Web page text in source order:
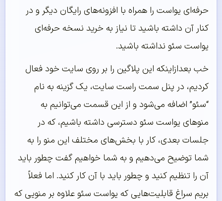
حرفه‌ای یواست را همراه با افزونه‌های رایگان دیگر و در
کنار آن داشته باشید تا نیاز به خرید نسخه حرفه‌ای
یواست سئو نداشته باشید.
خب بعدازاینکه این پلاگین را بر روی سایت خود فعال
کردیم، در پنل سمت راست سایت، یک گزینه به نام
“سئو” اضافه می‌شود و از این قسمت می‌توانیم به
منوهای یواست سئو دسترسی داشته باشیم، که در
جلسات بعدی، کار با بخش‌های مختلف این منو را به
شما توضیح می‌دهیم و به شما خواهیم گفت چطور باید
آن را تنظیم کنید و چطور باید با آن کار کنید. اما فعلاً
بریم سراغ قابلیت‌هایی که یواست سئو علاوه بر منویی که